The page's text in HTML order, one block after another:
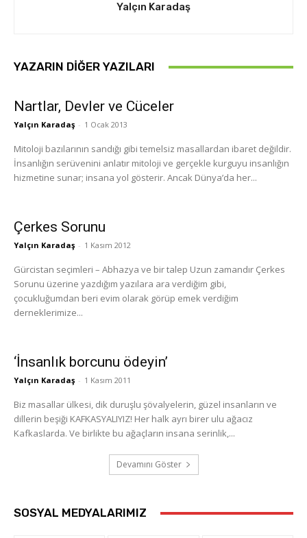
Yalçın Karadaş
YAZARIN DIĞER YAZILARI
Nartlar, Devler ve Cüceler
Yalçın Karadaş - 1 Ocak 2013
Mitoloji bazılarının sandığı gibi temelsiz masallardan ibaret değildir.
İnsanlığın serüvenini anlatır mitoloji ve gerçekle kurguyu insanlığın
hizmetine sunar; insana yol gösterir. Ancak Dünya’da her...
Çerkes Sorunu
Yalçın Karadaş - 1 Kasım 2012
Gürcistan seçimleri – Abhazya ve bir talep Uzun zamandır Çerkes
Sorunu üzerine yazdığım yazılara ara verdiğim gibi,
çocukluğumdan beri evim olarak görüp emek verdiğim
derneklerimize...
‘İnsanlık borcunu ödeyin’
Yalçın Karadaş - 1 Kasım 2011
Biz masallar ülkesi, dik duruşlu şövalyelerin, güzel insanların ve
dillerin beşiği KAFKASYALIYIZ! Her halk ayrı birer ulu ağacız
Kafkaslarda. Ve birlikte bu ağaçların insana serinlik,...
Devamını Göster
SOSYAL MEDYALARIMIZ